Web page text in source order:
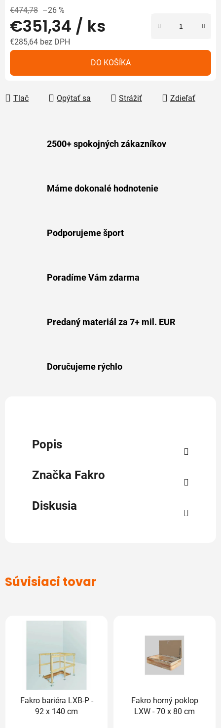
€474,78 –26 %
€351,34 / ks
€285,64 bez DPH
DO KOŠÍKA
Tlač Opýtať sa Strážiť Zdieľať
2500+ spokojných zákazníkov
Máme dokonalé hodnotenie
Podporujeme šport
Poradíme Vám zdarma
Predaný materiál za 7+ mil. EUR
Doručujeme rýchlo
Popis
Značka Fakro
Diskusia
Súvisiaci tovar
Fakro bariéra LXB-P -
92 x 140 cm
Fakro horný poklop
LXW - 70 x 80 cm